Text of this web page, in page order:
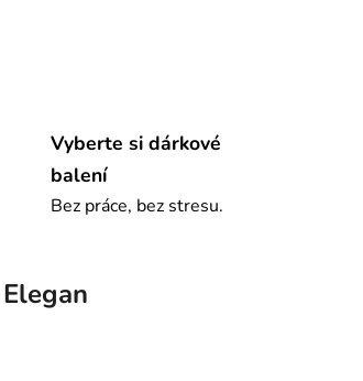
Vyberte si dárkové
balení
Bez práce, bez stresu.
Elegan